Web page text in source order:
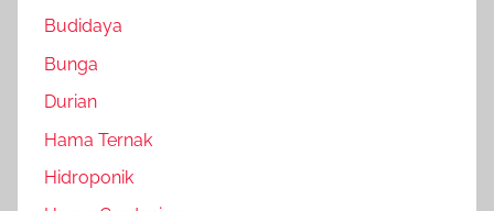
Budidaya
Bunga
Durian
Hama Ternak
Hidroponik